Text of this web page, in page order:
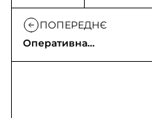
ПОПЕРЕДНЄ
Оперативна
інформація на